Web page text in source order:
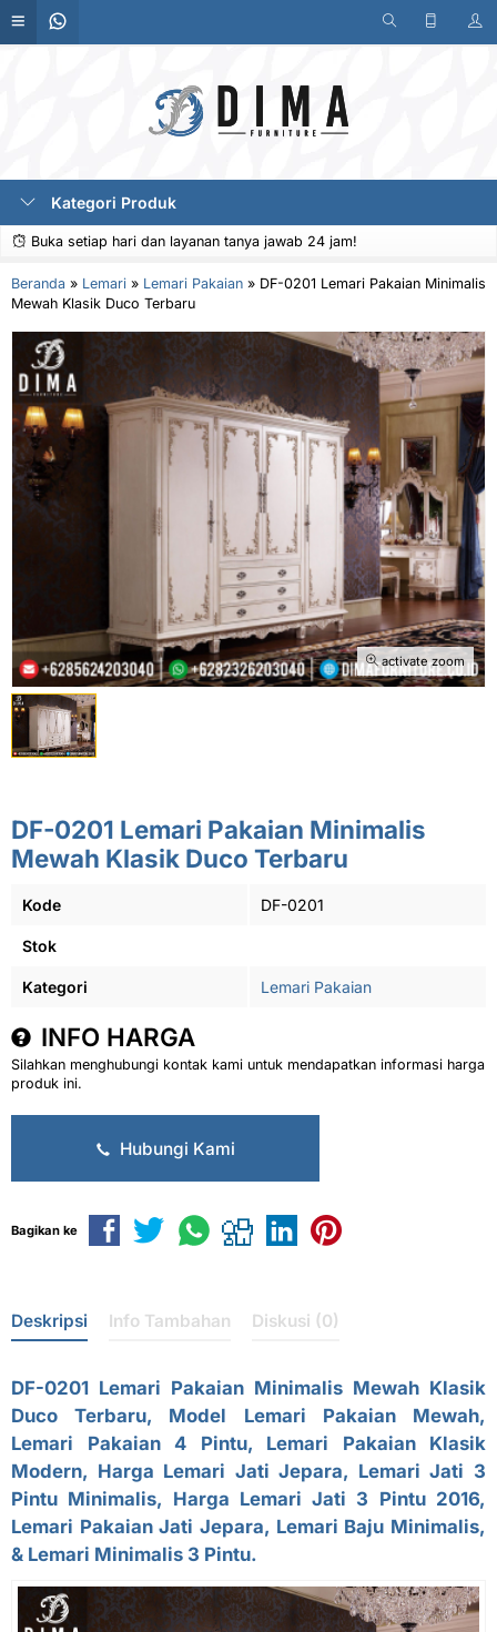
Kategori Produk
Buka setiap hari dan layanan tanya jawab 24 jam!
Beranda » Lemari » Lemari Pakaian » DF-0201 Lemari Pakaian Minimalis
Mewah Klasik Duco Terbaru
activate zoom
DF-0201 Lemari Pakaian Minimalis
Mewah Klasik Duco Terbaru
Kode DF-0201
Stok
Kategori Lemari Pakaian
INFO HARGA
Silahkan menghubungi kontak kami untuk mendapatkan informasi harga
produk ini.
Hubungi Kami
Bagikan ke
Deskripsi Info Tambahan Diskusi (0)
DF-0201 Lemari Pakaian Minimalis Mewah Klasik
Duco Terbaru, Model Lemari Pakaian Mewah,
Lemari Pakaian 4 Pintu, Lemari Pakaian Klasik
Modern, Harga Lemari Jati Jepara, Lemari Jati 3
Pintu Minimalis, Harga Lemari Jati 3 Pintu 2016,
Lemari Pakaian Jati Jepara, Lemari Baju Minimalis,
& Lemari Minimalis 3 Pintu.